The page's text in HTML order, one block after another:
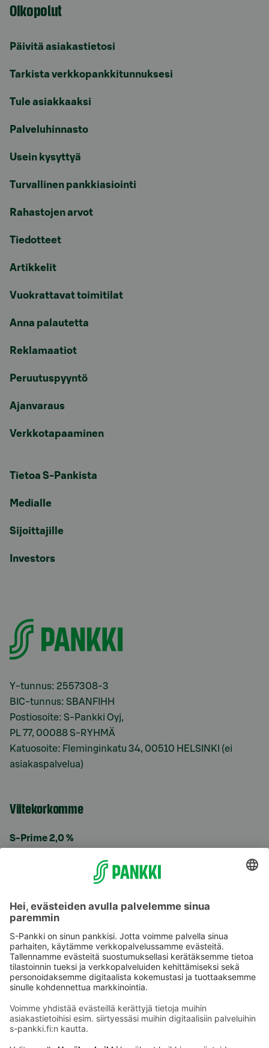
Oikopolut
Päivitä asiakastietosi
Tarkista verkkopankkitunnuksesi
Tule asiakkaaksi
Palveluhinnasto
Usein kysyttyä
Turvallinen pankkiasiointi
Rahastojen arvot
Tiedotteet
Artikkelit
Vuokrattavat toimitilat
Anna palautetta
Reklamaatiot
Peruutuspyyntö
Ajanvaraus
Verkkotapaaminen
Tietoa S-Pankista
Medialle
Sijoittajille
Investors
Y-tunnus: 2557308-3
BIC-tunnus: SBANFIHH
Postiosoite: S-Pankki Oyj,
PL 77, 00088 S-RYHMÄ
Katuosoite: Fleminginkatu 34, 00510 HELSINKI (ei
asiakaspalvelua)
Viitekorkomme
S-Prime 2,0 %
Käyttöehdot
Saavutettavuusseloste